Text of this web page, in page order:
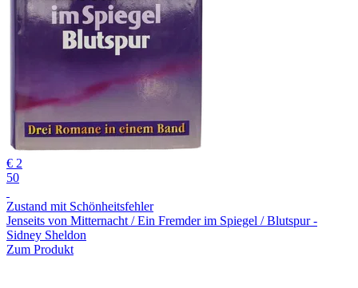
€ 2
50
Zustand mit Schönheitsfehler
Jenseits von Mitternacht / Ein Fremder im Spiegel / Blutspur -
Sidney Sheldon
Zum Produkt